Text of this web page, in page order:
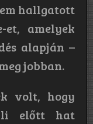
hallgatott
amelyek
alapján –
jobban.
volt, hogy
előtt hat